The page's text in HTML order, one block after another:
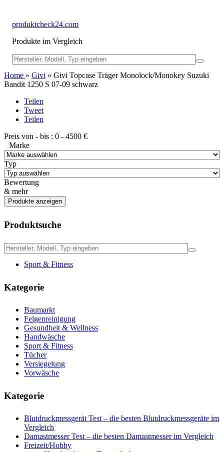
produktcheck24.com
Produkte im Vergleich
Home » Givi » Givi Topcase Träger Monolock/Monokey Suzuki
Bandit 1250 S 07-09 schwarz
Teilen
Tweet
Teilen
Preis von - bis : 0 - 4500 €
Marke
Typ
Bewertung
& mehr
Produktsuche
Sport & Fitness
Kategorie
Baumarkt
Felgenreinigung
Gesundheit & Wellness
Handwäsche
Sport & Fitness
Tücher
Versiegelung
Vorwäsche
Kategorie
Blutdruckmessgerät Test – die besten Blutdruckmessgeräte im
Vergleich
Damastmesser Test – die besten Damastmesser im Vergleich
Freizeit/Hobby